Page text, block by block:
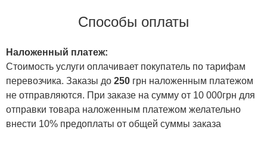
Способы оплаты
Наложенный платеж:
Стоимость услуги оплачивает покупатель по тарифам
перевозчика. Заказы до 250 грн наложенным платежом
не отправляются. При заказе на сумму от 10 000грн для
отправки товара наложенным платежом желательно
внести 10% предоплаты от общей суммы заказа